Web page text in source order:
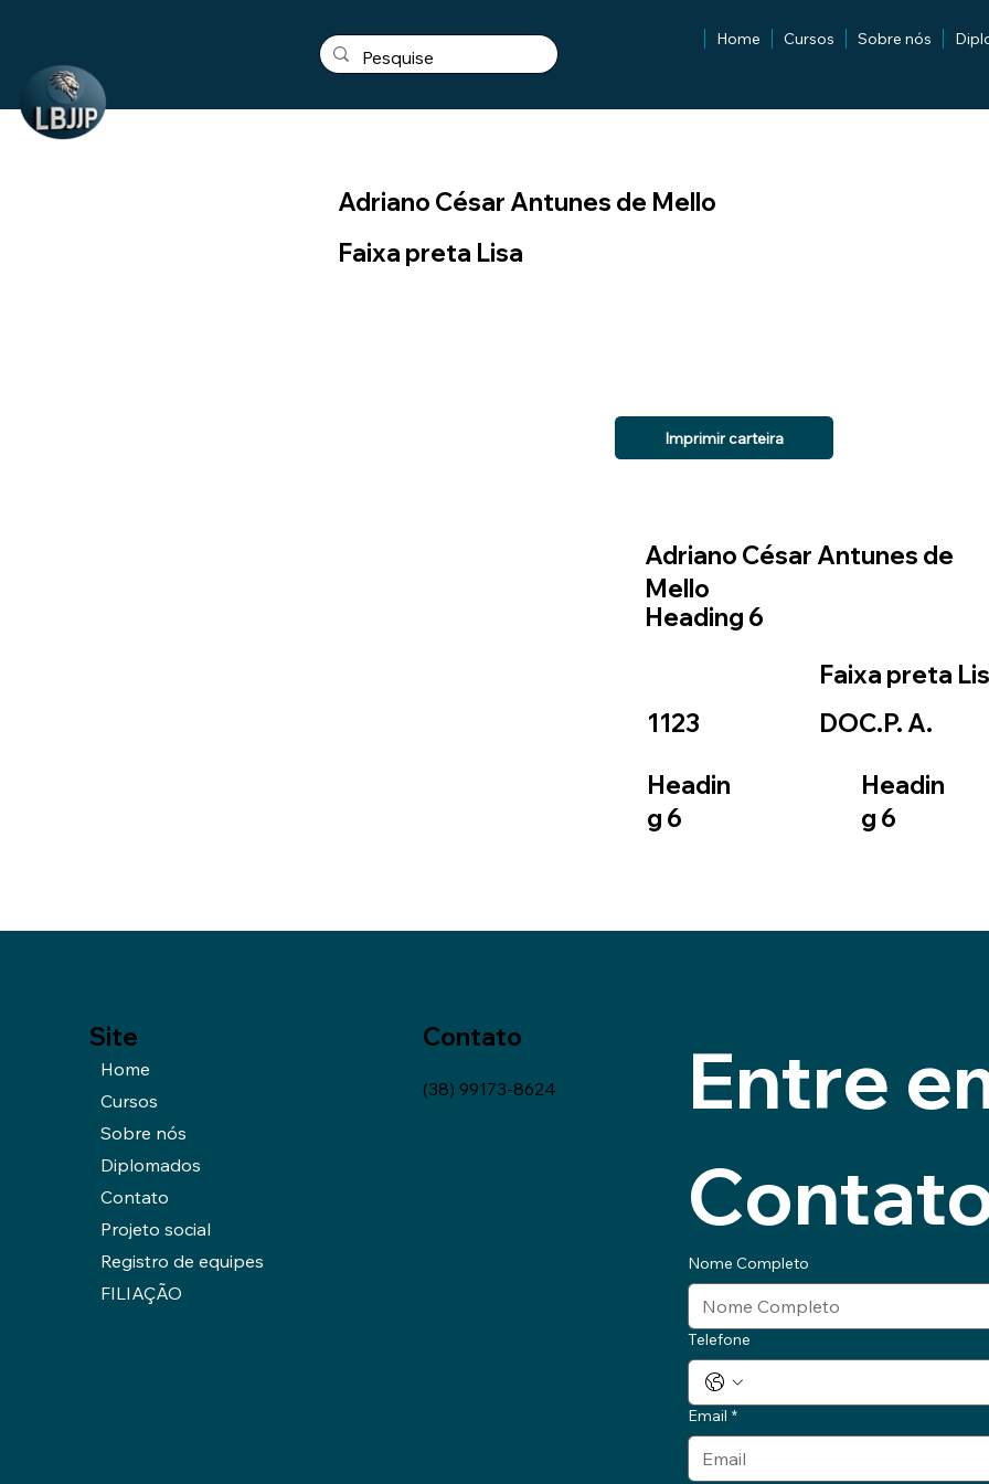
Home Cursos Sobre nós
Imprimir carteira
Adriano César Antunes de Mello
Faixa preta Lisa
Faixa preta
Adriano César Antunes de
Mello
Heading 6
DOC.P. A.
Headin
g 6
Headin
g 6
1123
Contato
(38) 99173-8624
Site
Home
Cursos
Sobre nós
Diplomados
Contato
Projeto social
Registro de equipes
FILIAÇÃO
Entre
Nome Completo
Telefone
Email *